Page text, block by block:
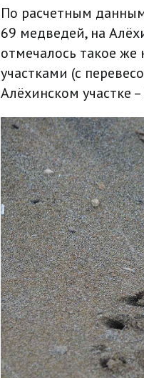
По расчетным
69 медведей, на
отмечалось такое
участками (с
Алёхинском участке –